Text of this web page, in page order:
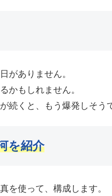
がありません。
かもしれません。
続くと、もう爆発しそう
を紹介
を使って、構成します。